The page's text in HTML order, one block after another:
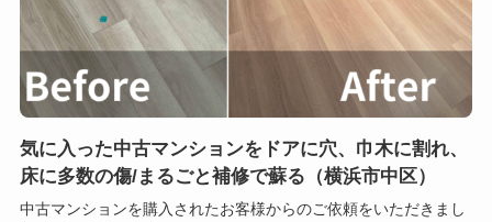
気に入った中古マンションをドアに穴、巾木に割れ、
床に多数の傷/まるごと補修で蘇る（横浜市中区）
中古マンションを購入されたお客様からのご依頼をいただきまし